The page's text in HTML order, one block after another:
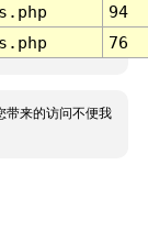
94
76
带来的访问不便我